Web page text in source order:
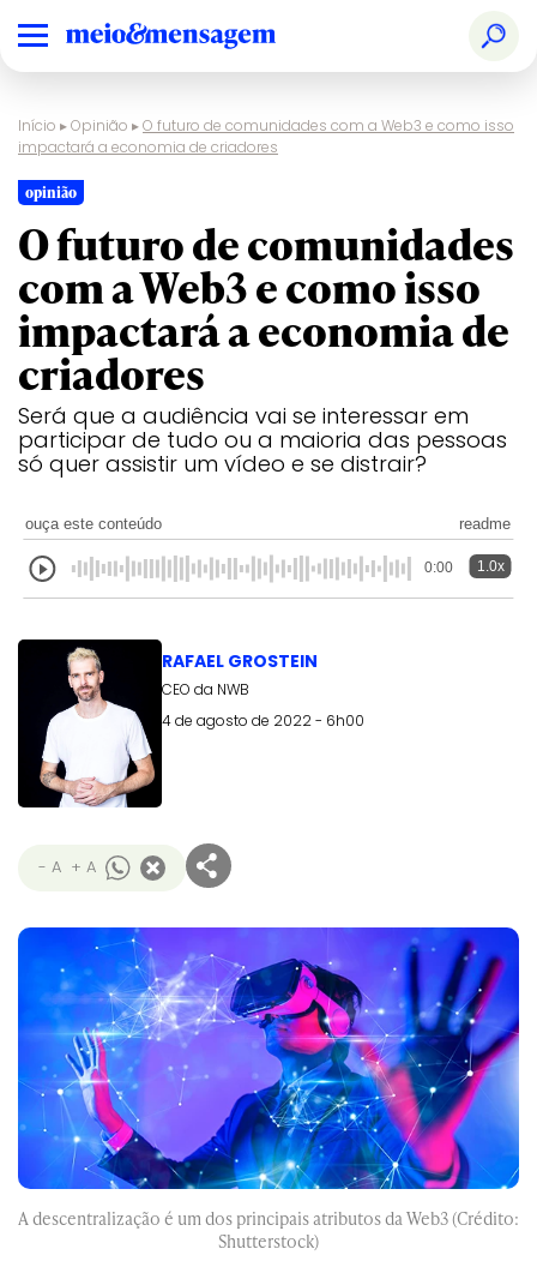
Início ▸Opinião ▸O futuro de comunidades com a Web3 e como isso
impactará a economia de criadores
opinião
O futuro de comunidades
com a Web3 e como isso
impactará a economia de
criadores
Será que a audiência vai se interessar em
participar de tudo ou a maioria das pessoas
só quer assistir um vídeo e se distrair?
ouça este conteúdo readme
0:00 1.0x
RAFAEL GROSTEIN
CEO da NWB
4 de agosto de 2022 - 6h00
- A + A
A descentralização é um dos principais atributos da Web3 (Crédito:
Shutterstock)